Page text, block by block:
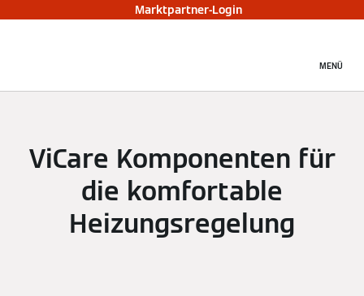
Marktpartner-Login
MENÜ
ViCare Komponenten für
die komfortable
Heizungsregelung